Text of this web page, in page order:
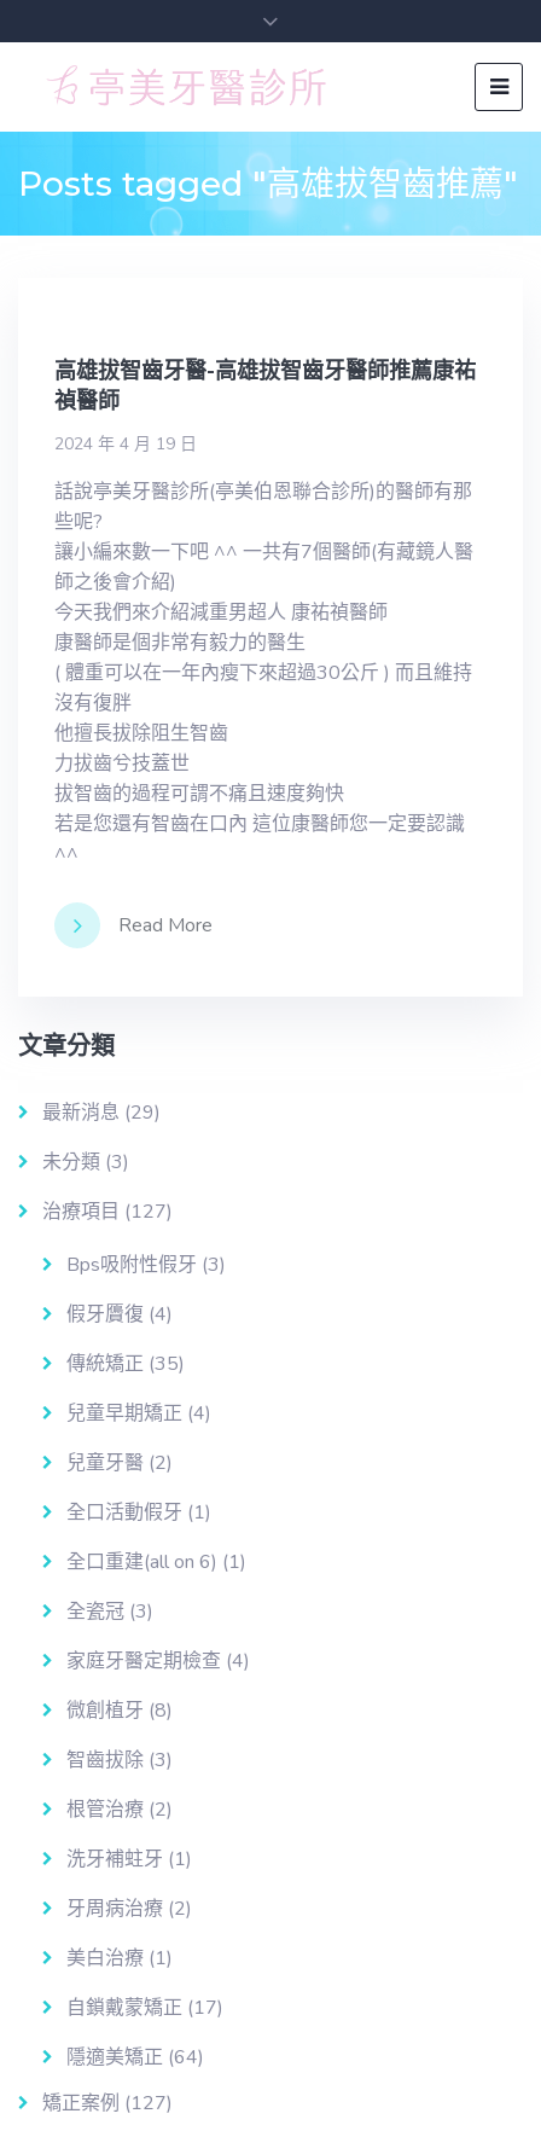
Posts tagged "高雄拔智齒推薦"
高雄拔智齒牙醫-高雄拔智齒牙醫師推薦康祐
禎醫師
2024 年 4 月 19 日
話說亭美牙醫診所(亭美伯恩聯合診所)的醫師有那
些呢?
讓小編來數一下吧 ^^ 一共有7個醫師(有藏鏡人醫
師之後會介紹)
今天我們來介紹減重男超人 康祐禎醫師
康醫師是個非常有毅力的醫生
( 體重可以在一年內瘦下來超過30公斤 ) 而且維持
沒有復胖
他擅長拔除阻生智齒
力拔齒兮技蓋世
拔智齒的過程可謂不痛且速度夠快
若是您還有智齒在口內 這位康醫師您一定要認識
^^
Read More
文章分類
最新消息 (29)
未分類 (3)
治療項目 (127)
Bps吸附性假牙 (3)
假牙贗復 (4)
傳統矯正 (35)
兒童早期矯正 (4)
兒童牙醫 (2)
全口活動假牙 (1)
全口重建(all on 6) (1)
全瓷冠 (3)
家庭牙醫定期檢查 (4)
微創植牙 (8)
智齒拔除 (3)
根管治療 (2)
洗牙補蛀牙 (1)
牙周病治療 (2)
美白治療 (1)
自鎖戴蒙矯正 (17)
隱適美矯正 (64)
矯正案例 (127)